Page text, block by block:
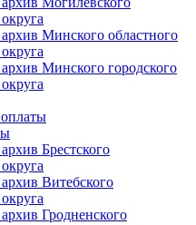
Минского областного
Минского городского
Брестского
Витебского
Гродненского